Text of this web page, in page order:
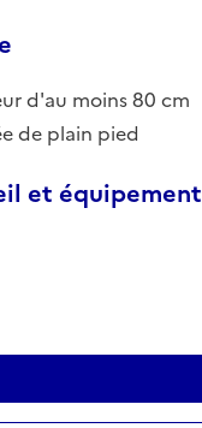
d'au moins 80 cm
de plain pied
et équipement